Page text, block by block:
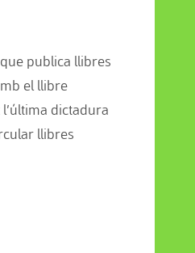
publica llibres
el llibre
dictadura
llibres